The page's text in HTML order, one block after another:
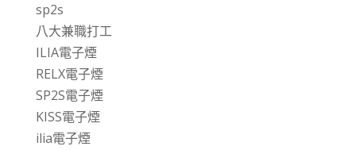
sp2s
八大兼職打工
ILIA電子煙
RELX電子煙
SP2S電子煙
KISS電子煙
ilia電子煙